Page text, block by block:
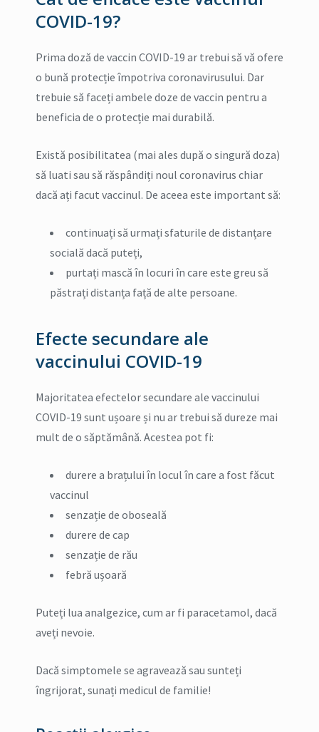
COVID-19?
Prima doză de vaccin COVID-19 ar trebui să vă ofere
o bună protecție împotriva coronavirusului. Dar
trebuie să faceți ambele doze de vaccin pentru a
beneficia de o protecție mai durabilă.
Există posibilitatea (mai ales după o singură doza)
să luati sau să răspândiți noul coronavirus chiar
dacă ați facut vaccinul. De aceea este important să:
continuați să urmați sfaturile de distanțare
socială dacă puteți,
purtați mască în locuri în care este greu să
păstrați distanța față de alte persoane.
Efecte secundare ale
vaccinului COVID-19
Majoritatea efectelor secundare ale vaccinului
COVID-19 sunt ușoare și nu ar trebui să dureze mai
mult de o săptămână. Acestea pot fi:
durere a brațului în locul în care a fost făcut
vaccinul
senzație de oboseală
durere de cap
senzație de rău
febră ușoară
Puteți lua analgezice, cum ar fi paracetamol, dacă
aveți nevoie.
Dacă simptomele se agravează sau sunteți
îngrijorat, sunați medicul de familie!